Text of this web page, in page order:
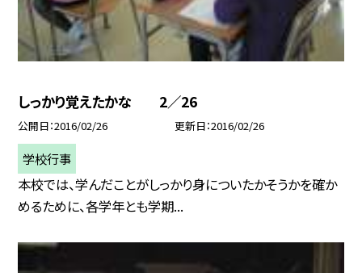
しっかり覚えたかな 2／26
公開日 2016/02/26 更新日 2016/02/26
学校行事
本校では、学んだことがしっかり身についたかそうかを確か
めるために、各学年とも学期...